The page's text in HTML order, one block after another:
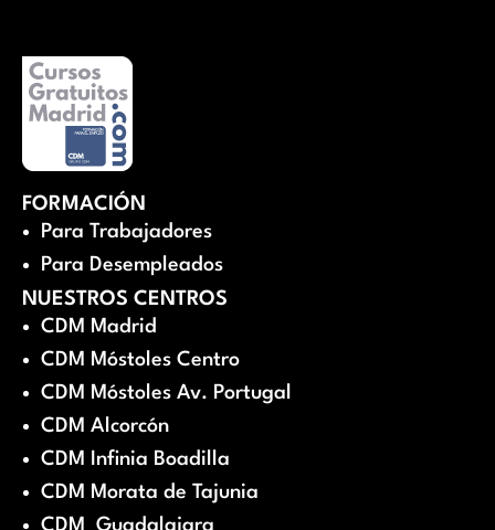
FORMACIÓN
Para Trabajadores
Para Desempleados
NUESTROS CENTROS
CDM Madrid
CDM Móstoles Centro
CDM Móstoles Av. Portugal
CDM Alcorcón
CDM Infinia Boadilla
CDM Morata de Tajunia
CDM Guadalajara